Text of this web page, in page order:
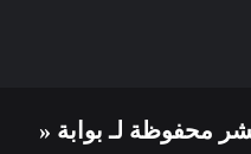
محفوظة لـ بوابة «